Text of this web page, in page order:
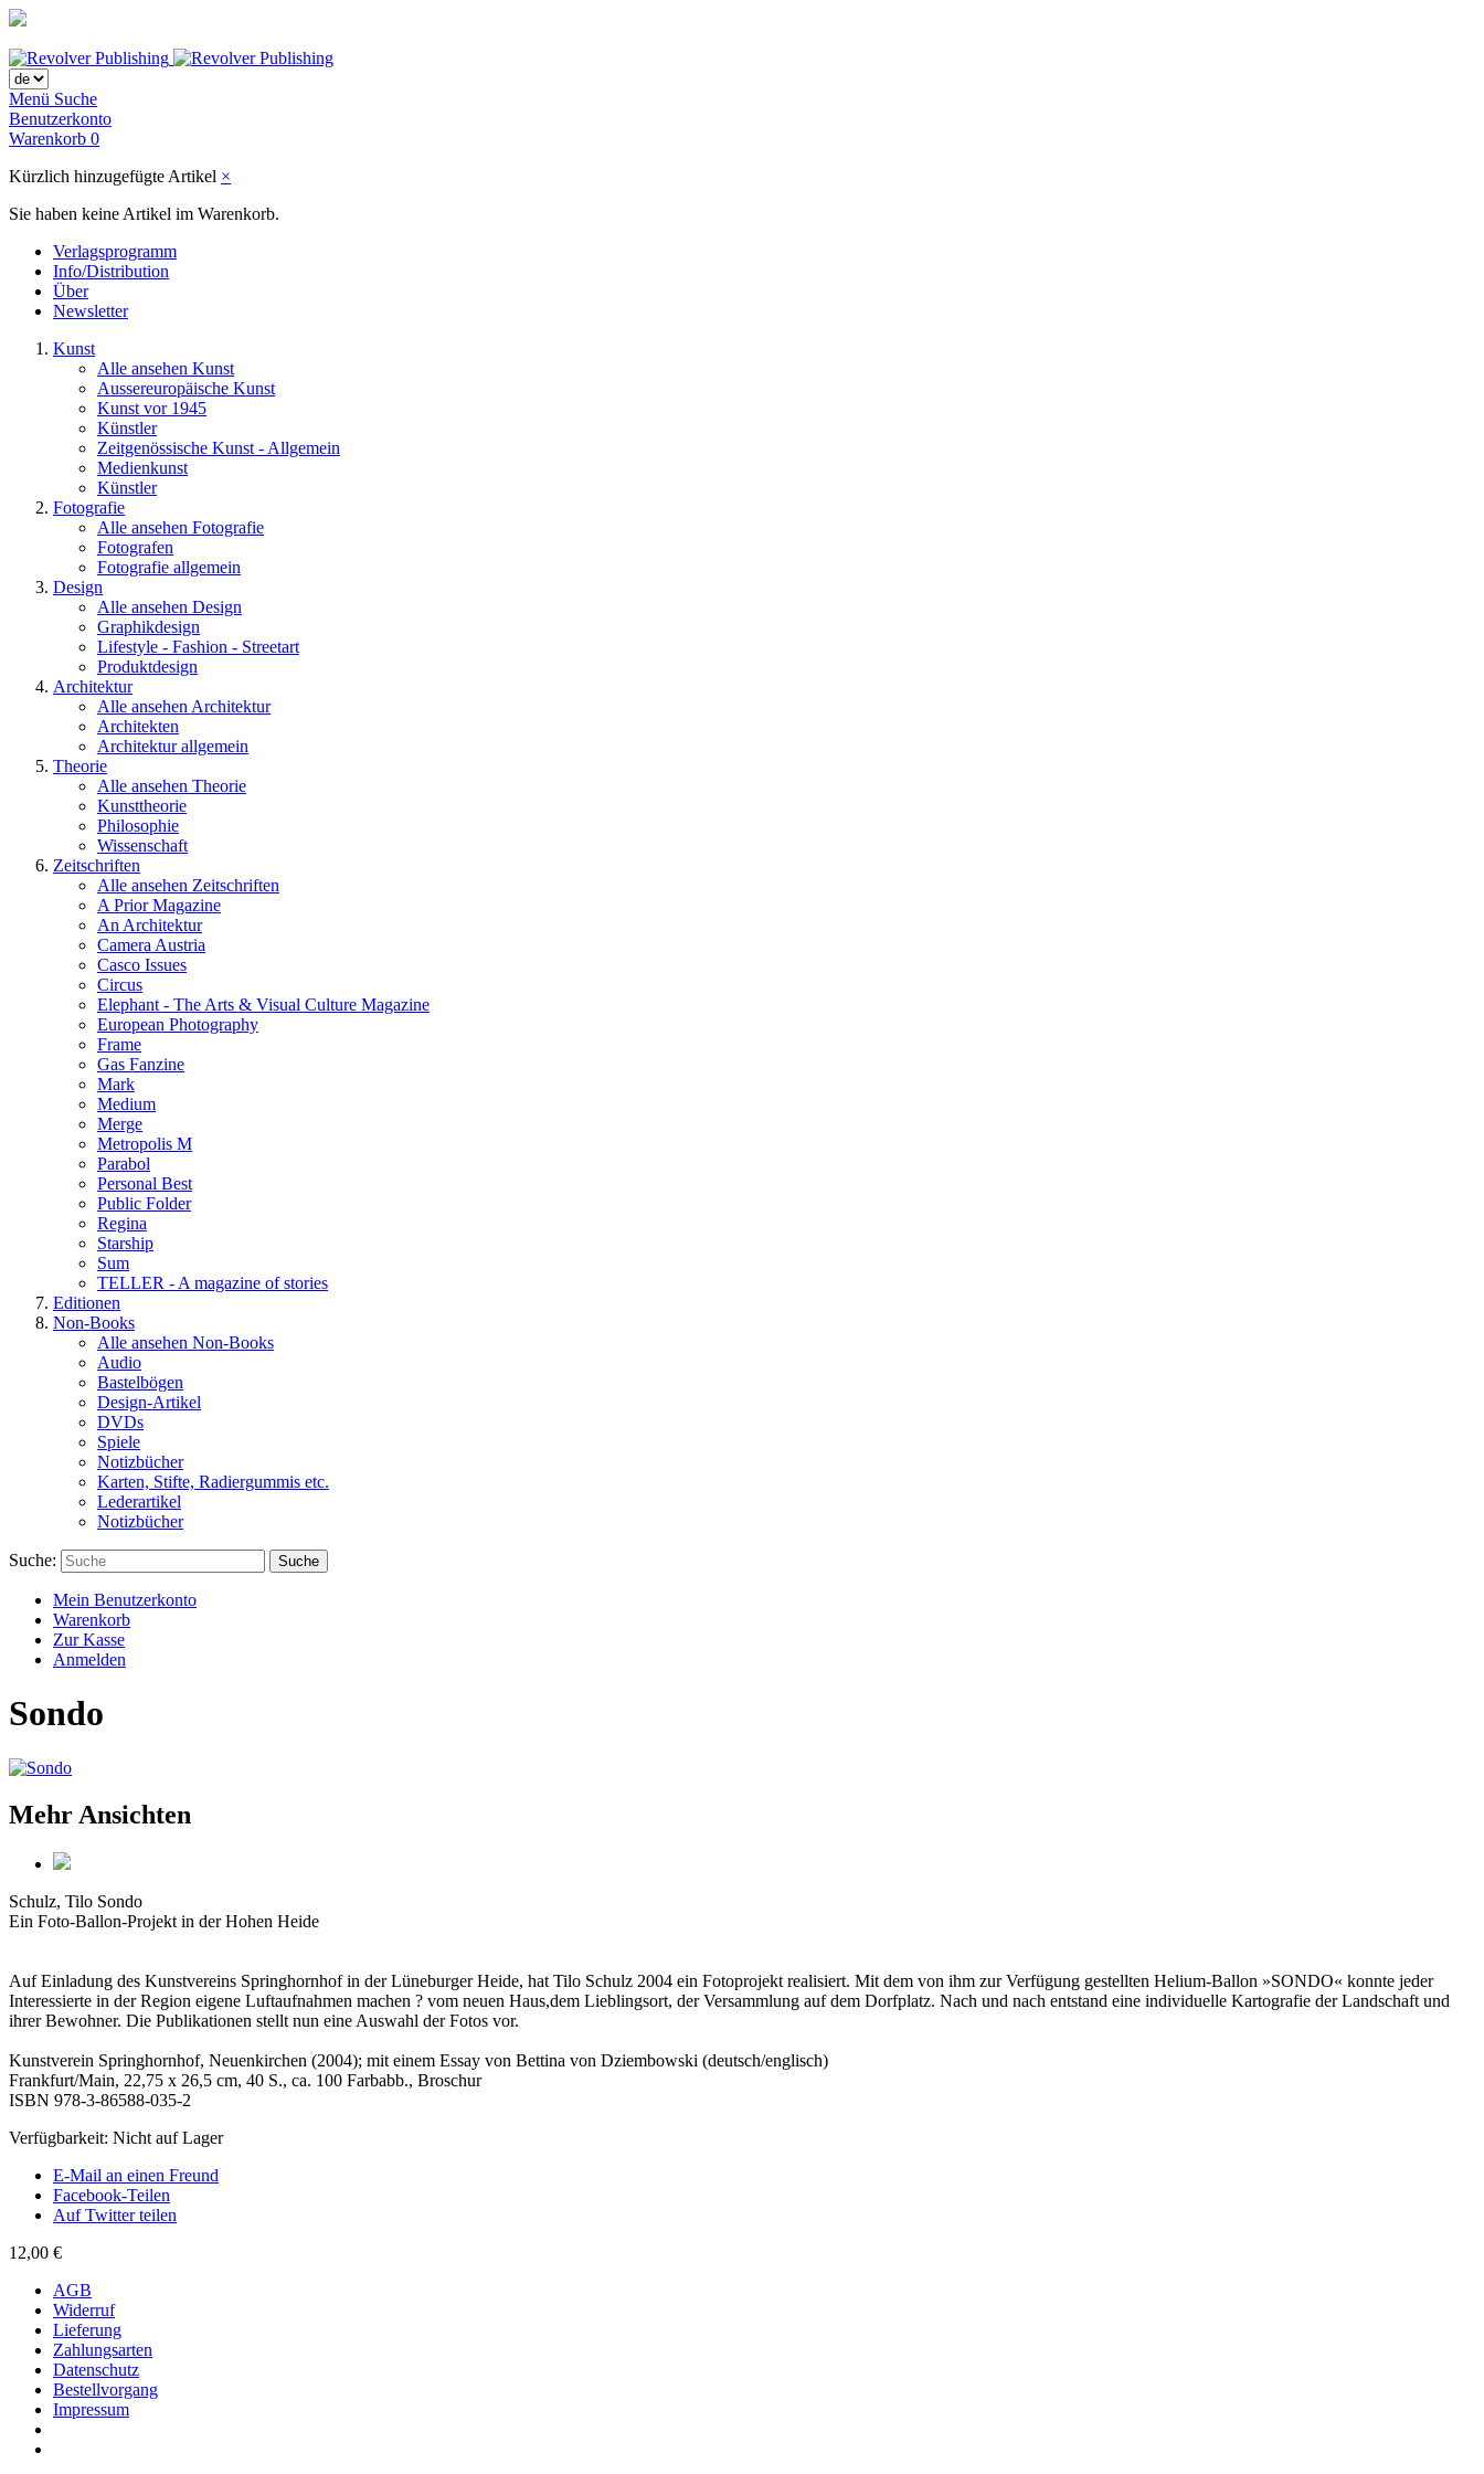
Menü Suche
Benutzerkonto
Warenkorb 0
Kürzlich hinzugefügte Artikel ×
Sie haben keine Artikel im Warenkorb.
Verlagsprogramm
Info/Distribution
Über
Newsletter
Kunst
Alle ansehen Kunst
Aussereuropäische Kunst
Kunst vor 1945
Künstler
Zeitgenössische Kunst - Allgemein
Medienkunst
Künstler
Fotografie
Alle ansehen Fotografie
Fotografen
Fotografie allgemein
Design
Alle ansehen Design
Graphikdesign
Lifestyle - Fashion - Streetart
Produktdesign
Architektur
Alle ansehen Architektur
Architekten
Architektur allgemein
Theorie
Alle ansehen Theorie
Kunsttheorie
Philosophie
Wissenschaft
Zeitschriften
Alle ansehen Zeitschriften
A Prior Magazine
An Architektur
Camera Austria
Casco Issues
Circus
Elephant - The Arts & Visual Culture Magazine
European Photography
Frame
Gas Fanzine
Mark
Medium
Merge
Metropolis M
Parabol
Personal Best
Public Folder
Regina
Starship
Sum
TELLER - A magazine of stories
Editionen
Non-Books
Alle ansehen Non-Books
Audio
Bastelbögen
Design-Artikel
DVDs
Spiele
Notizbücher
Karten, Stifte, Radiergummis etc.
Lederartikel
Notizbücher
Suche: Suche
Mein Benutzerkonto
Warenkorb
Zur Kasse
Anmelden
Sondo
Mehr Ansichten
Schulz, Tilo Sondo
Ein Foto-Ballon-Projekt in der Hohen Heide
Auf Einladung des Kunstvereins Springhornhof in der Lüneburger Heide, hat Tilo Schulz 2004 ein Fotoprojekt realisiert. Mit dem von ihm zur Verfügung gestellten Helium-Ballon »SONDO« konnte jeder
Interessierte in der Region eigene Luftaufnahmen machen ? vom neuen Haus,dem Lieblingsort, der Versammlung auf dem Dorfplatz. Nach und nach entstand eine individuelle Kartografie der Landschaft und
ihrer Bewohner. Die Publikationen stellt nun eine Auswahl der Fotos vor.
Kunstverein Springhornhof, Neuenkirchen (2004); mit einem Essay von Bettina von Dziembowski (deutsch/englisch)
Frankfurt/Main, 22,75 x 26,5 cm, 40 S., ca. 100 Farbabb., Broschur
ISBN 978-3-86588-035-2
Verfügbarkeit: Nicht auf Lager
E-Mail an einen Freund
Facebook-Teilen
Auf Twitter teilen
12,00 €
AGB
Widerruf
Lieferung
Zahlungsarten
Datenschutz
Bestellvorgang
Impressum